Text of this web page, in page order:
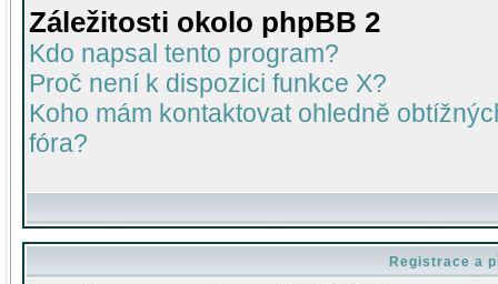
Záležitosti okolo phpBB 2
Kdo napsal tento program?
Proč není k dispozici funkce X?
Koho mám kontaktovat ohledně
fóra?
Registrace a